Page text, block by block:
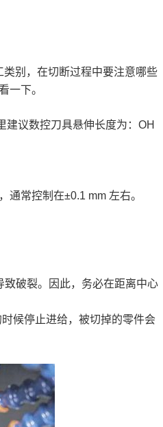
别，在切断过程中要注意哪些
一下。
建议数控刀具悬伸长度为：OH
通常控制在±0.1 mm 左右。
致破裂。因此，务必在距离中心
时候停止进给，被切掉的零件会